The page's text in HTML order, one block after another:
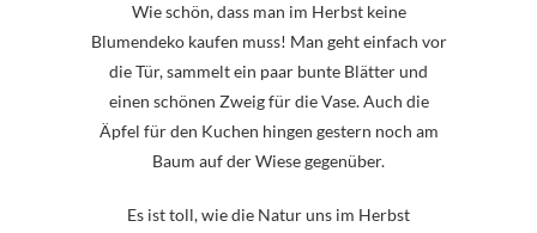
Wie schön, dass man im Herbst keine
Blumendeko kaufen muss! Man geht einfach vor
die Tür, sammelt ein paar bunte Blätter und
einen schönen Zweig für die Vase. Auch die
Äpfel für den Kuchen hingen gestern noch am
Baum auf der Wiese gegenüber.
Es ist toll, wie die Natur uns im Herbst